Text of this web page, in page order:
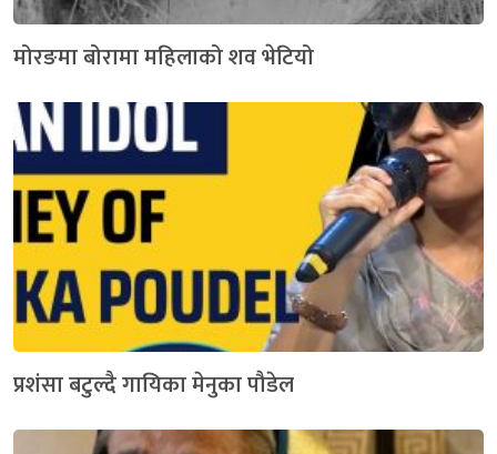
मोरङमा बोरामा महिलाको शव भेटियो
प्रशंसा बटुल्दै गायिका मेनुका पौडेल